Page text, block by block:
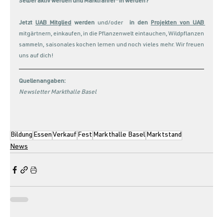
Jetzt UAB Mitglied werden und/oder in den Projekten
mitgärtnern, einkaufen, in die Pflanzenwelt eintauchen, Wildpflanzen
sammeln, saisonales kochen lernen und noch vieles mehr. Wir freuen
uns auf dich!
Quellenangaben:
Newsletter Markthalle Basel
Bildung Essen Verkauf Fest Markthalle Basel Marktstand
News